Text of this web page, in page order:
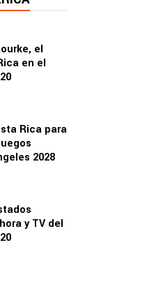
el
en el
Rica para
2028
y TV del